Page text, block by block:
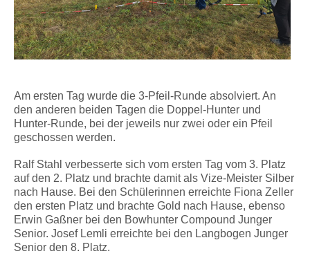
Am ersten Tag wurde die 3-Pfeil-Runde absolviert. An
den anderen beiden Tagen die Doppel-Hunter und
Hunter-Runde, bei der jeweils nur zwei oder ein Pfeil
geschossen werden.
Ralf Stahl verbesserte sich vom ersten Tag vom 3. Platz
auf den 2. Platz und brachte damit als Vize-Meister Silber
nach Hause. Bei den Schülerinnen erreichte Fiona Zeller
den ersten Platz und brachte Gold nach Hause, ebenso
Erwin Gaßner bei den Bowhunter Compound Junger
Senior. Josef Lemli erreichte bei den Langbogen Junger
Senior den 8. Platz.